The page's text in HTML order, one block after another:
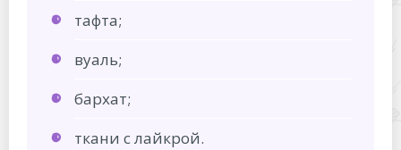
тафта;
вуаль;
бархат;
ткани с лайкрой.